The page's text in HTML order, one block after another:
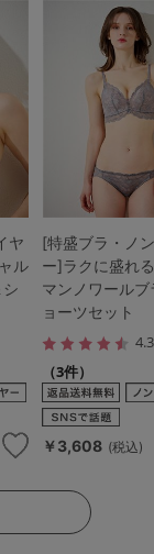
ヤ
ル
[特盛ブラ・ノ
ー]ラクに盛れ
マンノワール
ョーツセット
4.3
（3件）
￥3,608 (税込)